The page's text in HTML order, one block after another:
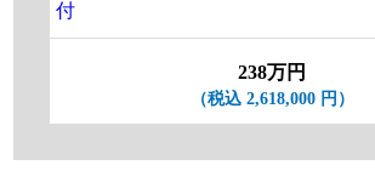
付
238万円
（税込 2,618,000 円）